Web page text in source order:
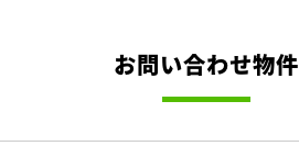
お問い合わせ物件